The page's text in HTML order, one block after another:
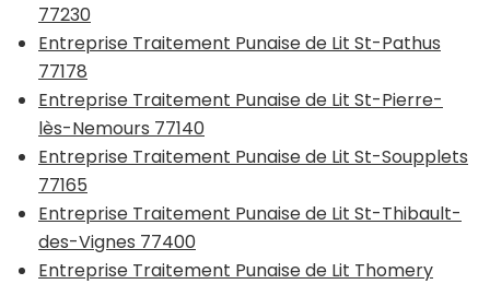
77230
Entreprise Traitement Punaise de Lit St-Pathus
77178
Entreprise Traitement Punaise de Lit St-Pierre-
lès-Nemours 77140
Entreprise Traitement Punaise de Lit St-Soupplets
77165
Entreprise Traitement Punaise de Lit St-Thibault-
des-Vignes 77400
Entreprise Traitement Punaise de Lit Thomery